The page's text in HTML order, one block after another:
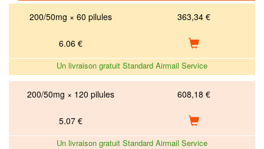
200/50mg × 60 pilules 363,34 €
6.06 €
Un livraison gratuit Standard Airmail Service
200/50mg × 120 pilules 608,18 €
5.07 €
Un livraison gratuit Standard Airmail Service